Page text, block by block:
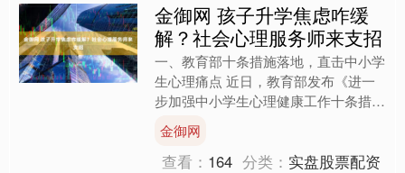
金御网 孩子升学焦虑咋缓
解？社会心理服务师来支招
一、教育部十条措施落地，直击中小学
生心理痛点 近日，教育部发布《进一
步加强中小学生心理健康工作十条措
点。其中，“缓解考试升学焦虑....
金御网
查看： 164 分类： 实盘股票配资